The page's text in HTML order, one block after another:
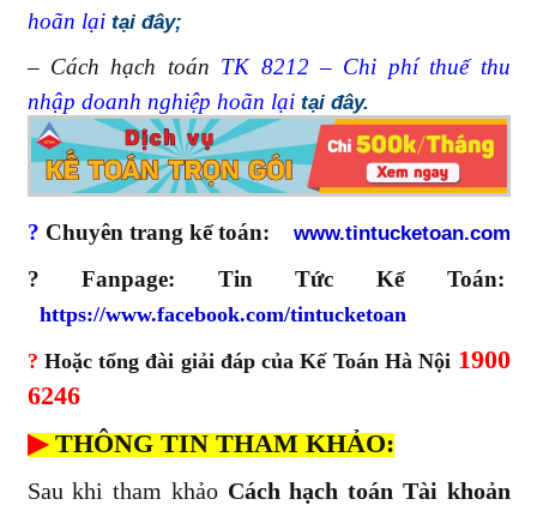
hoãn lại tại đây;
– Cách hạch toán TK 8212 – Chi phí thuế thu
nhập doanh nghiệp hoãn lại tại đây.
? Chuyên trang kế toán: www.tintucketoan.com
? Fanpage: Tin Tức Kế Toán:
https://www.facebook.com/tintucketoan
? Hoặc tổng đài giải đáp của Kế Toán Hà Nội 1900
6246
▶THÔNG TIN THAM KHẢO:
Sau khi tham khảoCách hạch toán Tài khoản